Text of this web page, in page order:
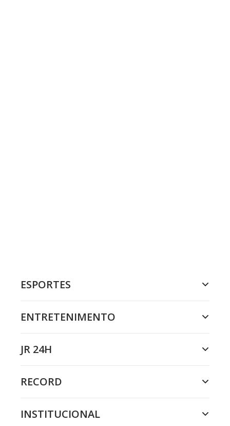
ESPORTES
ENTRETENIMENTO
JR 24H
RECORD
INSTITUCIONAL